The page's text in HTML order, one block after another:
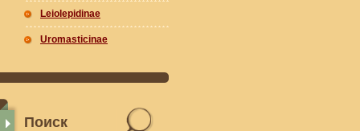
Leiolepidinae
Uromasticinae
Поиск